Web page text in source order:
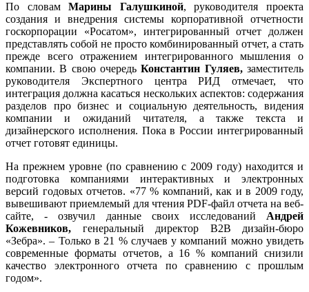
По словамМарины Галушкиной, руководителя проекта
создания и внедрения системы корпоративной отчетности
госкорпорации «Росатом», интегрированный отчет должен
представлять собой не просто комбинированный отчет, а стать
прежде всего отражением интегрированного мышления о
компании. В свою очередьКонстантин Гуляев,заместитель
руководителя Экспертного центра РИД отмечает, что
интеграция должна касаться нескольких аспектов: содержания
разделов про бизнес и социальную деятельность, видения
компании и ожиданий читателя, а также текста и
дизайнерского исполнения. Пока в России интегрированный
отчет готовят единицы.
На прежнем уровне (по сравнению с 2009 году) находится и
подготовка компаниями интерактивных и электронных
версий годовых отчетов. «77 % компаний, как и в 2009 году,
вывешивают приемлемый для чтения PDF-файл отчета на веб-
сайте, - озвучил данные своих исследований Андрей
Кожевников, генеральный директор B2B дизайн-бюро
«Зебра». – Только в 21 % случаев у компаний можно увидеть
современные форматы отчетов, а 16 % компаний снизили
качество электронного отчета по сравнению с прошлым
годом».